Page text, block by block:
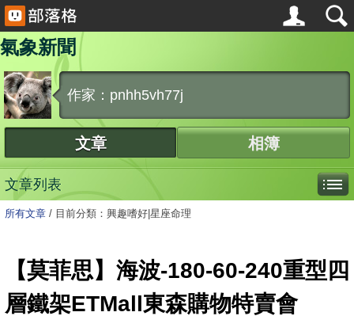
氣象新聞
作家：pnhh5vh77j
文章 相簿
文章列表
所有文章 / 目前分類：興趣嗜好|星座命理
【莫菲思】海波-180-60-240重型四
層鐵架ETMall東森購物特賣會